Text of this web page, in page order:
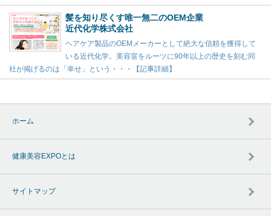
髪を知り尽くす唯一無二のOEM企業
近代化学株式会社
ヘアケア製品のOEMメーカーとして絶大な信頼を獲得して
いる近代化学。美容室をルーツに90年以上の歴史を刻む同
社が掲げるのは「幸せ」という・・・【記事詳細】
ホーム
健康美容EXPOとは
サイトマップ